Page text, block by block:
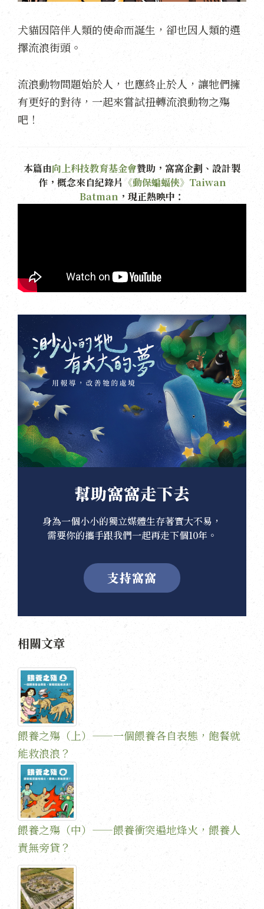
犬貓因陪伴人類的使命而誕生，卻也因人類的選
擇流浪街頭。
流浪動物問題始於人，也應終止於人，讓牠們擁
有更好的對待，一起來嘗試扭轉流浪動物之殤
吧！
本篇由向上科技教育基金會贊助，窩窩企劃、設計製
作，概念來自紀錄片 《動保蝙蝠俠》Taiwan
Batman ，現正熱映中：
幫助窩窩走下去
身為一個小小的獨立媒體生存著實大不易，
需要你的攜手跟我們一起再走下個10年。
支持窩窩
相關文章
餵養之殤（上）——一個餵養各自表態，飽餐就
能救浪浪？
餵養之殤（中）——餵養衝突遍地烽火，餵養人
責無旁貸？